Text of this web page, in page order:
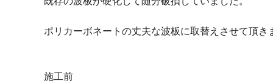
ポリカーボネートの丈夫な波板に取替えさせて頂き
施工前